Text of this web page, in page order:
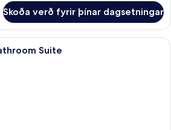
Skoða verð fyrir þínar dagsetningar
40-tommu LED-sjónvarp með
Suite